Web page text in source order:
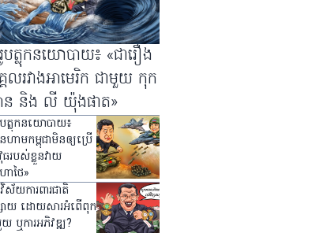
បត្លុកនយោបាយ៖ «ជារឿង
គលរវាងអាមេរិក ជាមួយ កុក
ន និង លី យ៉ុងផាត»
ត្លុកនយោបាយ៖
ហាមកម្ពុជាមិនឲ្យប្រើ
ធរបស់ខ្លួនវាយ
ាថៃ»
ស័យការពារជាតិ
យ ដោយសារអំពើពុក
ឬការអភិវឌ្ឍ?